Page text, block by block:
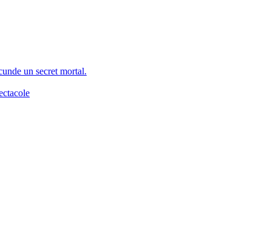
un secret mortal.